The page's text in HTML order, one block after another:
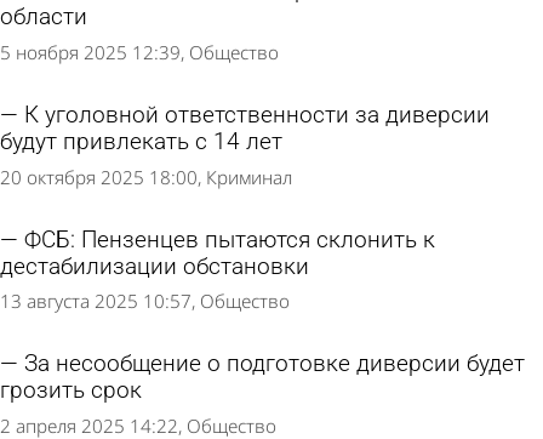
области
5 ноября 2025 12:39 Общество
К уголовной ответственности за диверсии
будут привлекать с 14 лет
20 октября 2025 18:00 Криминал
ФСБ: Пензенцев пытаются склонить к
дестабилизации обстановки
13 августа 2025 10:57 Общество
За несообщение о подготовке диверсии будет
грозить срок
2 апреля 2025 14:22 Общество